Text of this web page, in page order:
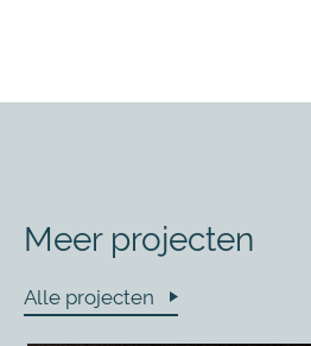
Meer projecten
Alle projecten